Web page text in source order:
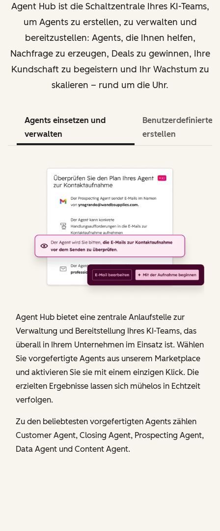
Agent Hub ist die Schaltzentrale Ihres KI-Teams,
um Agents zu erstellen, zu verwalten und
bereitzustellen: Agents, die Ihnen helfen,
Nachfrage zu erzeugen, Deals zu gewinnen, Ihre
Kundschaft zu begeistern und Ihr Wachstum zu
skalieren – rund um die Uhr.
Agents einsetzen und
verwalten
Benutzerdefinierte
erstellen
Agent Hub bietet eine zentrale Anlaufstelle zur
Verwaltung und Bereitstellung Ihres KI-Teams, das
überall in Ihrem Unternehmen im Einsatz ist. Wählen
Sie vorgefertigte Agents aus unserem Marketplace
und aktivieren Sie sie mit einem einzigen Klick. Die
erzielten Ergebnisse lassen sich mühelos in Echtzeit
verfolgen.
Zu den beliebtesten vorgefertigten Agents zählen
Customer Agent, Closing Agent, Prospecting Agent,
Data Agent und Content Agent.